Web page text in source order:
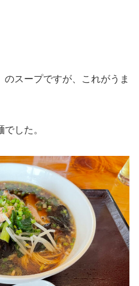
スープですが、これがうま
した。